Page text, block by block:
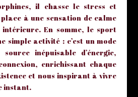
il chasse le stress et
à une sensation de calme
En somme, le sport
simple activité : c’est un mode
inépuisable d’énergie,
enrichissant chaque
et nous inspirant à vivre
instant.